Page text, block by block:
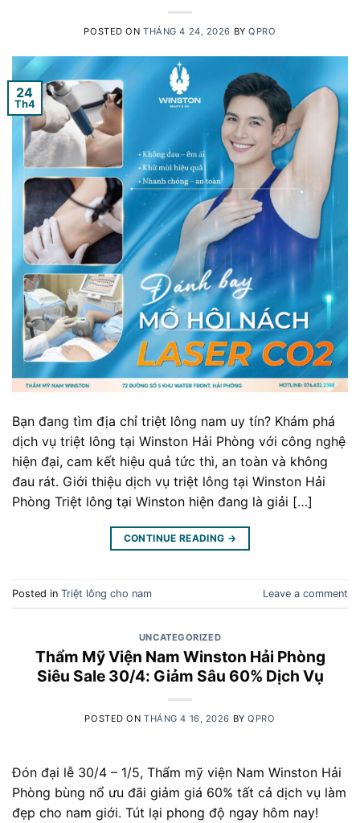
POSTED ONTHÁNG 4 24, 2026 BYQPRO
24
Th4
Bạn đang tìm địa chỉ triệt lông nam uy tín? Khám phá
dịch vụ triệt lông tại Winston Hải Phòng với công nghệ
hiện đại, cam kết hiệu quả tức thì, an toàn và không
đau rát. Giới thiệu dịch vụ triệt lông tại Winston Hải
Phòng Triệt lông tại Winston hiện đang là giải […]
CONTINUE READING →
Posted in Triệt lông cho nam Leave a comment
UNCATEGORIZED
Thẩm Mỹ Viện Nam Winston Hải Phòng
Siêu Sale 30/4: Giảm Sâu 60% Dịch Vụ
POSTED ONTHÁNG 4 16, 2026 BYQPRO
Đón đại lễ 30/4 – 1/5, Thẩm mỹ viện Nam Winston Hải
Phòng bùng nổ ưu đãi giảm giá 60% tất cả dịch vụ làm
đẹp cho nam giới. Tút lại phong độ ngay hôm nay!